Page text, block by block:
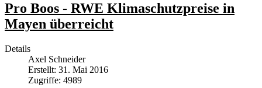
Pro Boos - RWE Klimaschutzpreise in
Mayen überreicht
Details
Axel Schneider
Erstellt: 31. Mai 2016
Zugriffe: 4989